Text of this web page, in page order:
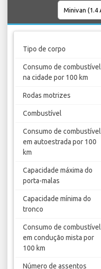
Tipo de corpo
Consumo de combustível
na cidade por 100 km
Rodas motrizes
Combustível
Consumo de combustível
em autoestrada por 100
km
Capacidade máxima do
porta-malas
Capacidade mínima do
tronco
Consumo de combustível
em condução mista por
100 km
Número de assentos